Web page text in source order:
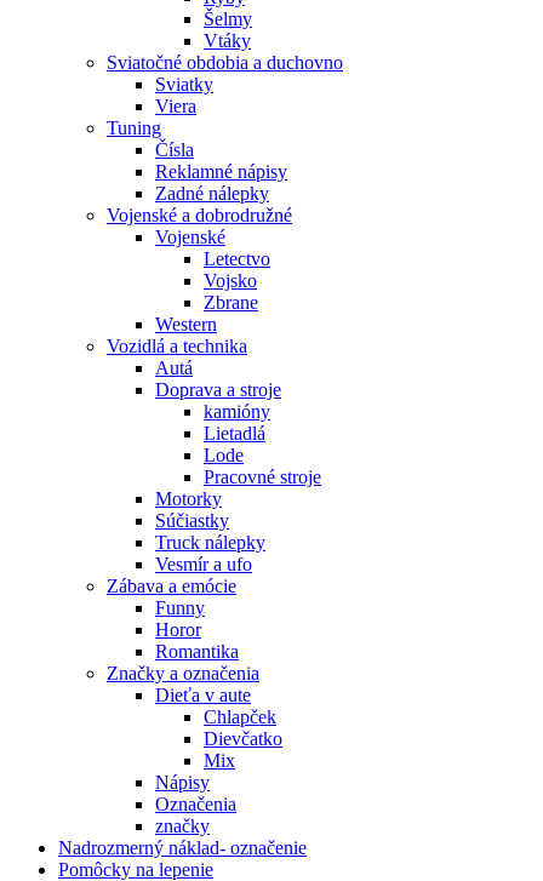
Šelmy
Vtáky
Sviatočné obdobia a duchovno
Sviatky
Viera
Tuning
Čísla
Reklamné nápisy
Zadné nálepky
Vojenské a dobrodružné
Vojenské
Letectvo
Vojsko
Zbrane
Western
Vozidlá a technika
Autá
Doprava a stroje
kamióny
Lietadlá
Lode
Pracovné stroje
Motorky
Súčiastky
Truck nálepky
Vesmír a ufo
Zábava a emócie
Funny
Horor
Romantika
Značky a označenia
Dieťa v aute
Chlapček
Dievčatko
Mix
Nápisy
Označenia
značky
Nadrozmerný náklad- označenie
Pomôcky na lepenie